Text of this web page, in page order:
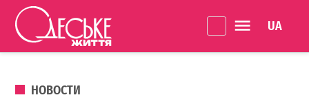
Перейти к содержанию
життя
ОПУБЛИКОВАНО В
НОВОСТИ